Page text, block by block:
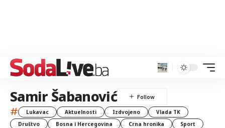
Samir Šabanović
# Lukavac Aktuelnosti Izdvojeno
Vlada TK
Društvo
Bosna i Hercegovina Crna hronika
Sport